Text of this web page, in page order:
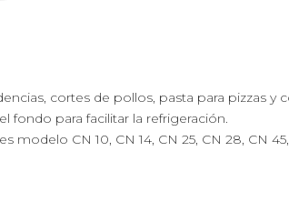
cortes de pollos, pasta para pizzas y
fondo para facilitar la refrigeración.
CN 10, CN 14, CN 25, CN 28, CN 45,